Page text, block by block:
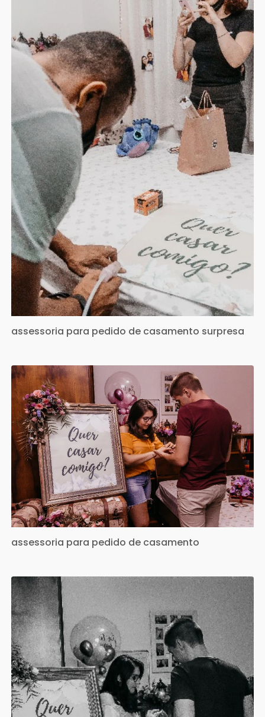
assessoria para pedido de casamento surpresa
assessoria para pedido de casamento